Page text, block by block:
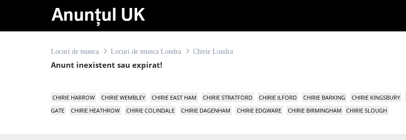
Locuri de munca Locuri de munca Londra Chirie Londra
Anunt inexistent sau expirat!
CHIRIE HARROW CHIRIE WEMBLEY CHIRIE EAST HAM CHIRIE STRATFORD CHIRIE ILFORD CHIRIE BARKING CHIRIE KINGSBURY
GATE
CHIRIE HEATHROW CHIRIE COLINDALE CHIRIE DAGENHAM CHIRIE EDGWARE CHIRIE BIRMINGHAM CHIRIE SLOUGH